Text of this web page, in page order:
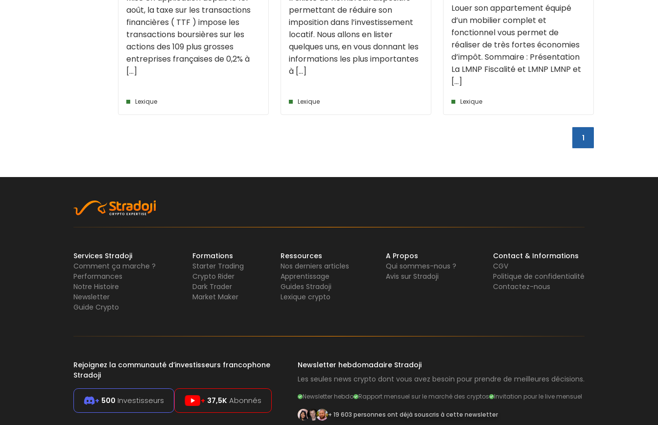
août, la taxe sur les transactions
financières ( TTF ) impose les
transactions boursières sur les
actions des 109 plus grosses
entreprises françaises de 0,2% à
[...]
Lexique
permettant de réduire son
imposition dans l’investissement
locatif. Nous allons en lister
quelques uns, en vous donnant les
informations les plus importantes
à [...]
Lexique
Louer son appartement équipé
d’un mobilier complet et
fonctionnel vous permet de
réaliser de très fortes économies
d’impôt. Sommaire : Présentation
La LMNP Fiscalité et LMNP LMNP et
[...]
Lexique
1
Services Stradoji
Comment ça marche ?
Performances
Notre Histoire
Newsletter
Guide Crypto
Formations
Starter Trading
Crypto Rider
Dark Trader
Market Maker
Ressources
Nos derniers articles
Apprentissage
Guides Stradoji
Lexique crypto
A Propos
Qui sommes-nous ?
Avis sur Stradoji
Contact & Informations
CGV
Politique de confidentialité
Contactez-nous
Rejoignez la communauté d’investisseurs francophone
Stradoji
+ 500 Investisseurs + 37,5K Abonnés
Newsletter hebdomadaire Stradoji
Les seules news crypto dont vous avez besoin pour prendre de meilleures décisions.
Newsletter hebdo Rapport mensuel sur le marché des cryptos Invitation pour le live mensuel
+ 19 603 personnes ont déjà souscris à cette newsletter